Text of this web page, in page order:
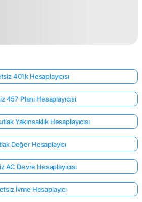
401k Hesaplayıcısı
457 Planı Hesaplayıcısı
Yakınsaklık Hesaplayıcısı
Değer Hesaplayıcı
AC Devre Hesaplayıcısı
İvme Hesaplayıcı